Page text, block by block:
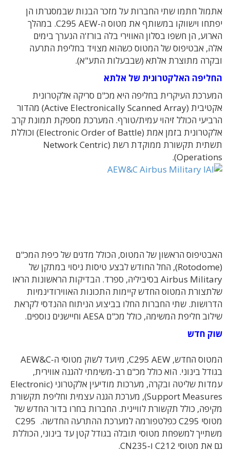
אתמול חתמו שתי החברות על מזכר הבנות שבמסגרתו הן
יפתחו וישווקו במשותף את מטוס ה-C295 AEW. במהלך
הארוע, הן חשפו בסלון האווירי בלה בורז'ה הנערך בימים
אלה, אבטיפוס של המטוס כשהוא מצויד בחליפת התרעה
ובקרה מתוצרת אלתא (שבבעלות התע"א).
החליפה האלקטרונית של אלתא
המערכת העיקרית בחליפה היא מכ"ם סריקה אלקטרונית
אקטיבית (Active Electronically Scanned Array) מהדור
הרביעי הכולל זיהוי עמית/טורף. המערכת מספקת תמונת קרב
אלקטרונית בזמן אמת (Electronic Order of Battle) וכוללת
תשתית תקשורת ממוקדת רשת (Network Centric
Operations).
האבטיפוס הראשון של המטוס, הכולל מדגים של כיפת המכ"ם
(Rotodome), החל החודש לבצע טיסות ניסוי במתקן של
Airbus Military בסיביליה, ספרד. הבדיקות הראשונות הראו
שלתצורת המטוס החדש קיימות התכונות האווירודינמיות
הדרושות. שתי החברות החלו בביצוע הניתוח ההנדסי לקראת
שילוב חליפת המשימה, כולל מכ"ם AESA וחיישנים נוספים.
שוק חדש
המטוס החדש, C295 AEW, מיועד לשוק מטוסי ה-AEW&C
בגודל בינוני. הוא כולל מכ"ם רב-משימתי להגנה אווירית,
עמדות שליטה ובקרה, מערכות מודיעין אלקטרוני (Electronic
Support Measures), מערכת הגנה עצמית וחליפת תקשורת
מקיפה, כולל תקשורת לוויינית. החברות בחרו בדור החדש של
מטוסי C295 כפלטפורמה למערכת ההתרעה החדשה. C295
משתייך למשפחת מטוסי תובלה בגודל קטן עד בינוני, הכוללת
גם את מטוסי C212 ו‑CN235.